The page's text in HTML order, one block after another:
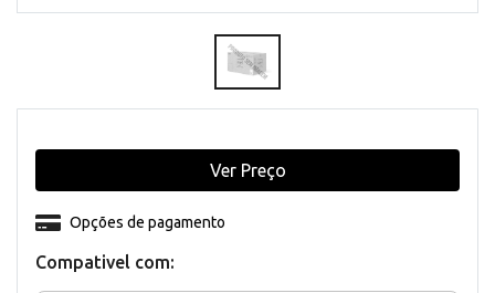
Compativel com:
Opções de pagamento
Ver Preço